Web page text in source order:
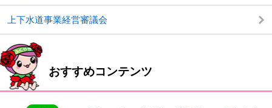
上下水道事業経営審議会
おすすめコンテンツ